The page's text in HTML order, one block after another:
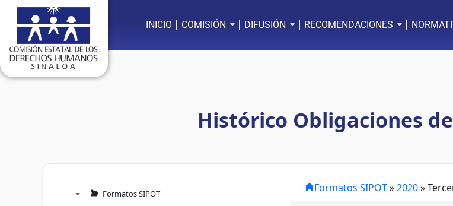
INICIO COMISIÓN DIFUSIÓN RECOMENDACIONES
contenido
Histórico Obligaciones
Formatos SIPOT
Formatos SIPOT»2020»